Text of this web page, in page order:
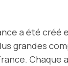
a été créé
grandes
Chaque